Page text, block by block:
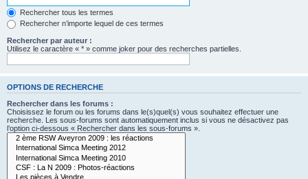
Rechercher tous les termes
Rechercher n’importe lequel de ces termes
Rechercher par auteur :
Utilisez le caractère « * » comme joker pour des recherches partielles.
OPTIONS DE RECHERCHE
Rechercher dans les forums :
Choisissez le forum ou les forums dans le(s)quel(s) vous souhaitez effectuer une
recherche. Les sous-forums sont automatiquement inclus si vous ne désactivez pas
l’option ci-dessous « Rechercher dans les sous-forums ».